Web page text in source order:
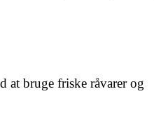
at bruge friske råvarer og